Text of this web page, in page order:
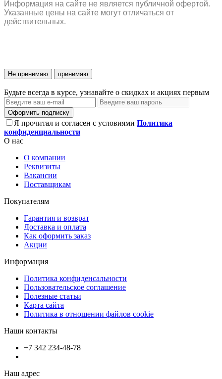
Информация на сайте не является публичной офертой.
Указанные цены на сайте могут отличаться от
действительных.
Не принимаю принимаю
Будьте всегда в курсе, узнавайте о скидках и акциях первым
Оформить подписку
Я прочитал и согласен с условиями Политика
конфиденциальности
О нас
О компании
Реквизиты
Вакансии
Поставщикам
Покупателям
Гарантия и возврат
Доставка и оплата
Как оформить заказ
Акции
Информация
Политика конфиденсальности
Пользовательское соглашение
Полезные статьи
Карта сайта
Политика в отношении файлов cookie
Наши контакты
+7 342 234-48-78
Наш адрес